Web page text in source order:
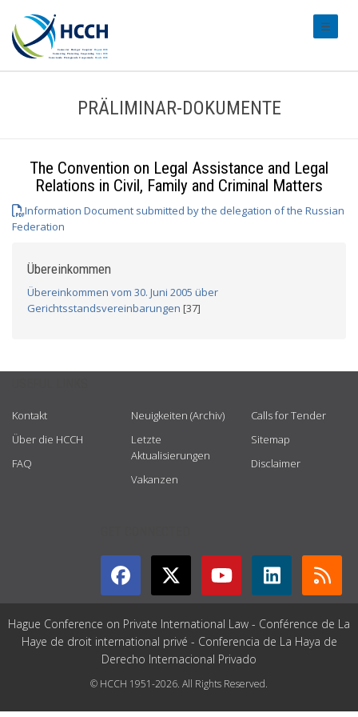
PRÄLIMINAR-DOKUMENTE
The Convention on Legal Assistance and Legal
Relations in Civil, Family and Criminal Matters
Information Document submitted by the delegation of the Russian
Federation
Übereinkommen
Übereinkommen vom 30. Juni 2005 über
Gerichtsstandsvereinbarungen [37]
Kontakt
Über die HCCH
FAQ
Neuigkeiten (Archiv)
Letzte
Aktualisierungen
Vakanzen
Calls for Tender
Sitemap
Disclaimer
Hague Conference on Private International Law - Conférence de La
Haye de droit international privé - Conferencia de La Haya de
Derecho Internacional Privado
© HCCH 1951-2026. All Rights Reserved.